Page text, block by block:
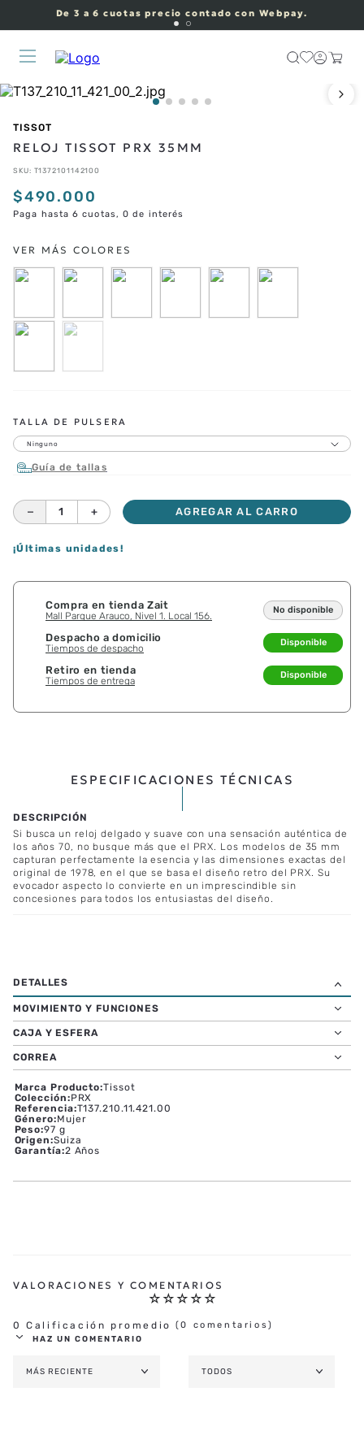
De 3 a 6 cuotas precio contado con Webpay.
TISSOT
RELOJ TISSOT PRX 35MM
SKU: T1372101142100
$490.000
Paga hasta 6 cuotas, 0 de interés
TALLA DE PULSERA
Ninguno
Guía de tallas
＋
－ AGREGAR AL CARRO
¡Últimas unidades!
Compra en tienda Zait
Mall Parque Arauco, Nivel 1. Local 156.
No disponible
Despacho a domicilio
Tiempos de despacho
Disponible
Retiro en tienda
Tiempos de entrega
Disponible
ESPECIFICACIONES TÉCNICAS
Si busca un reloj delgado y suave con una sensación auténtica de
los años 70, no busque más que el PRX. Los modelos de 35 mm
capturan perfectamente la esencia y las dimensiones exactas del
original de 1978, en el que se basa el diseño retro del PRX. Su
evocador aspecto lo convierte en un imprescindible sin
concesiones para todos los entusiastas del diseño.
MOVIMIENTO Y FUNCIONES
CAJA Y ESFERA
CORREA
Marca Producto:Tissot
Colección:PRX
Referencia:T137.210.11.421.00
Género:Mujer
Peso:97 g
Origen:Suiza
Garantía:2 Años
☆ ☆ ☆ ☆ ☆
0 Calificación promedio (0 comentarios)
HAZ UN COMENTARIO
MÁS RECIENTE TODOS